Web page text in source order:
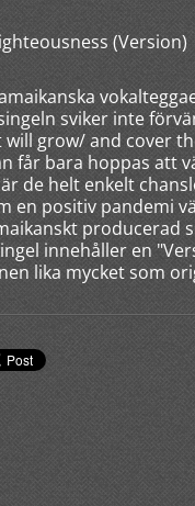
(Version)
sviker inte
grow/ and cover
får bara hoppas att
är de helt enkelt
en positiv pandemi
producerad
innehåller en
lika mycket som